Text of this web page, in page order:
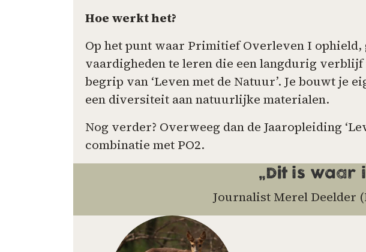
Hoe werkt het?
Op het punt waar Primitief Overleven I ophield,
vaardigheden te leren die een langdurig
begrip van ‘Leven met de Natuur’. Je bouwt je
een diversiteit aan natuurlijke materialen.
Nog verder? Overweeg dan de Jaaropleiding
combinatie met PO2.
„Dit is waar
Journalist Merel Deelder